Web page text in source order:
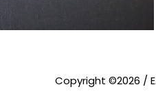
Copyright ©2026 /